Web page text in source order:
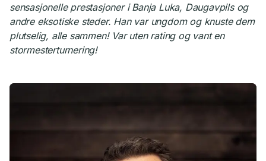
sensasjonelle prestasjoner i Banja Luka, Daugavpils og
andre eksotiske steder. Han var ungdom og knuste dem
plutselig, alle sammen! Var uten rating og vant en
stormesterturnering!